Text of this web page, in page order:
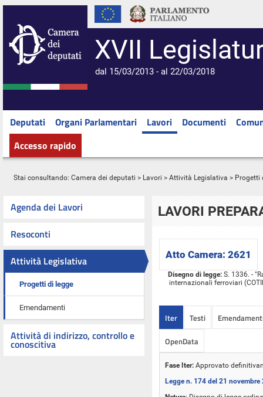
XVII
dal 15/03/2013 - al 22/03/2018
Deputati Organi Parlamentari Lavori Documenti
Accesso rapido
Stai consultando: Camera dei deputati > Lavori > Attività Legislativa > Progetti
Agenda dei Lavori
Resoconti
Attività Legislativa
Progetti di legge
Emendamenti
Attività di indirizzo, controllo e
conoscitiva
LAVORI
Atto Camera: 2621
Disegno di legge:S. 1336. -
internazionali ferroviari
Iter Testi
OpenData
Fase Iter: Approvato
Legge n. 174 del 21 novembre